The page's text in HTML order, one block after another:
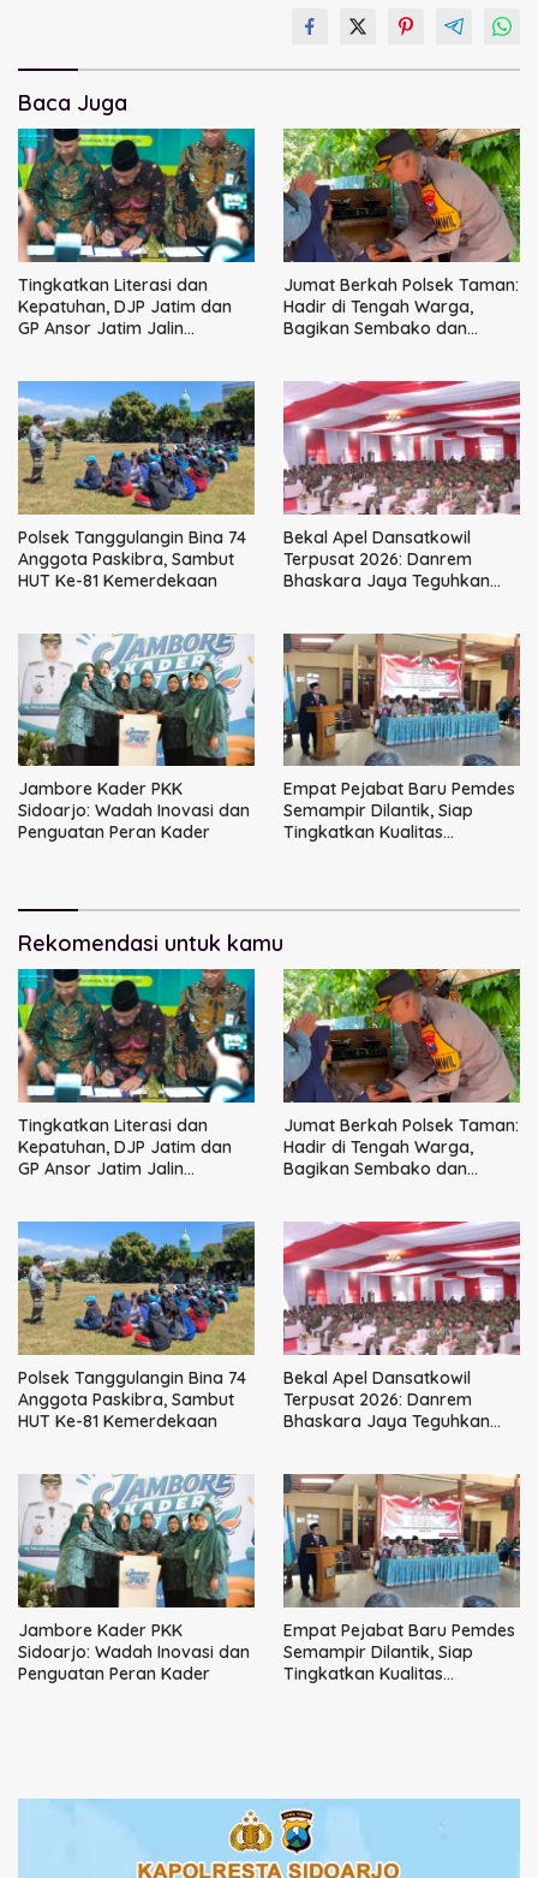
Baca Juga
Tingkatkan Literasi dan
Kepatuhan, DJP Jatim dan
GP Ansor Jatim Jalin
Jumat Berkah Polsek Taman:
Hadir di Tengah Warga,
Bagikan Sembako dan
Polsek Tanggulangin Bina 74
Anggota Paskibra, Sambut
HUT Ke-81 Kemerdekaan
Bekal Apel Dansatkowil
Terpusat 2026: Danrem
Bhaskara Jaya Teguhkan
Jambore Kader PKK
Sidoarjo: Wadah Inovasi dan
Penguatan Peran Kader
Empat Pejabat Baru Pemdes
Semampir Dilantik, Siap
Tingkatkan Kualitas
Rekomendasi untuk kamu
Tingkatkan Literasi dan
Kepatuhan, DJP Jatim dan
GP Ansor Jatim Jalin
Jumat Berkah Polsek Taman:
Hadir di Tengah Warga,
Bagikan Sembako dan
Polsek Tanggulangin Bina 74
Anggota Paskibra, Sambut
HUT Ke-81 Kemerdekaan
Bekal Apel Dansatkowil
Terpusat 2026: Danrem
Bhaskara Jaya Teguhkan
Jambore Kader PKK
Sidoarjo: Wadah Inovasi dan
Penguatan Peran Kader
Empat Pejabat Baru Pemdes
Semampir Dilantik, Siap
Tingkatkan Kualitas